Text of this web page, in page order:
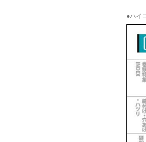
●ハイ